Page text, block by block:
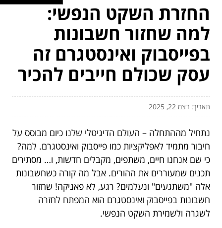
החזרת השקט הנפשי:
למה שחזור חשבונות
בפייסבוק ואינסטגרם זה
עסק שכולם חייבים להכיר
תאריך: דצמ 22, 2025
נתחיל מההתחלה – העולם הדיגיטלי שלנו כיום מבוסס על
חיבור מתמיד לאפליקציות כמו פייסבוק ואינסטגרם. למה?
כי שם אנחנו חיים, משתפים, מקבלים חדשות, ו… מסתירים
תכנים שמעוררים את ההורים. אבל מה קורה כשחשבונות
אלה "משתגעים" ונעלמים? רגע, לא פאניקה! שחזור
חשבונות בפייסבוק ואינסטגרם הוא המפתח לחזרה
לשגרה ולשמירת השקט הנפשי.